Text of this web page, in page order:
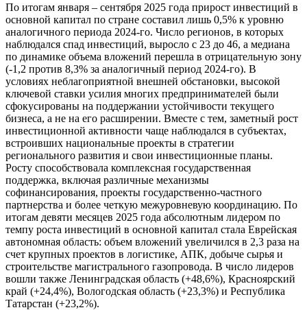
По итогам января – сентября 2025 года прирост инвестиций в
основной капитал по стране составил лишь 0,5% к уровню
аналогичного периода 2024-го. Число регионов, в которых
наблюдался спад инвестиций, выросло с 23 до 46, а медиана
по динамике объема вложений перешла в отрицательную зону
(-1,2 против 8,3% за аналогичный период 2024-го). В
условиях неблагоприятной внешней обстановки, высокой
ключевой ставки усилия многих предпринимателей были
сфокусированы на поддержании устойчивости текущего
бизнеса, а не на его расширении. Вместе с тем, заметный рост
инвестиционной активности чаще наблюдался в субъектах,
встроивших национальные проекты в стратегии
регионального развития и свои инвестиционные планы.
Росту способствовала комплексная государственная
поддержка, включая различные механизмы
софинансирования, проекты государственно-частного
партнерства и более четкую межуровневую координацию. По
итогам девяти месяцев 2025 года абсолютным лидером по
темпу роста инвестиций в основной капитал стала Еврейская
автономная область: объем вложений увеличился в 2,3 раза на
счет крупных проектов в логистике, АПК, добыче сырья и
строительстве магистрального газопровода. В число лидеров
вошли также Ленинградская область (+48,6%), Красноярский
край (+24,4%), Вологодская область (+23,3%) и Республика
Татарстан (+23,2%).